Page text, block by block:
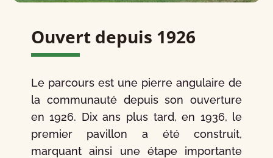
Ouvert depuis 1926
Le parcours est une pierre angulaire de
la communauté depuis son ouverture
en 1926. Dix ans plus tard, en 1936, le
premier pavillon a été construit,
marquant ainsi une étape importante